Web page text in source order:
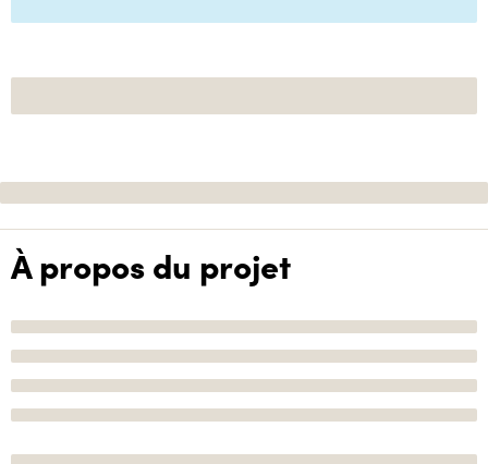
À propos du projet